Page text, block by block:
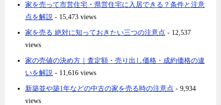
家を売って市営住宅・県営住宅に入居できる？条件と注意
点を解説 - 15,473 views
家を売る 絶対に知っておきたい三つの注意点 - 12,537
views
家の売値の決め方｜査定額・売り出し価格・成約価格の違
いを解説 - 11,616 views
新築並や築1年などの中古の家を売る時の注意点 - 9,934
views